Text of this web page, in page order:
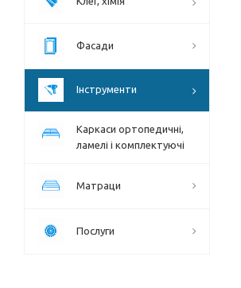
Фасади
Інструменти
Каркаси ортопедичні,
ламелі і комплектуючі
Матраци
Послуги